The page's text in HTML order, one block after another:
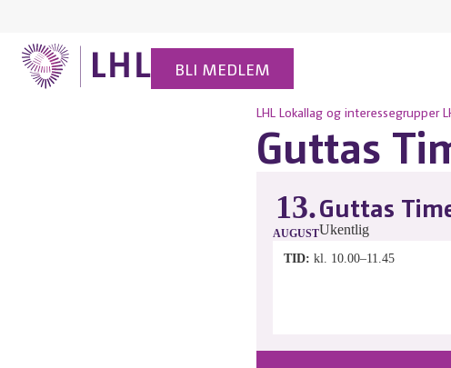
BLI MEDLEM
LHL Lokallag og interessegrupper
Guttas
13.
AUGUST
Guttas
Ukentlig
TID kl. 10.00–11.45